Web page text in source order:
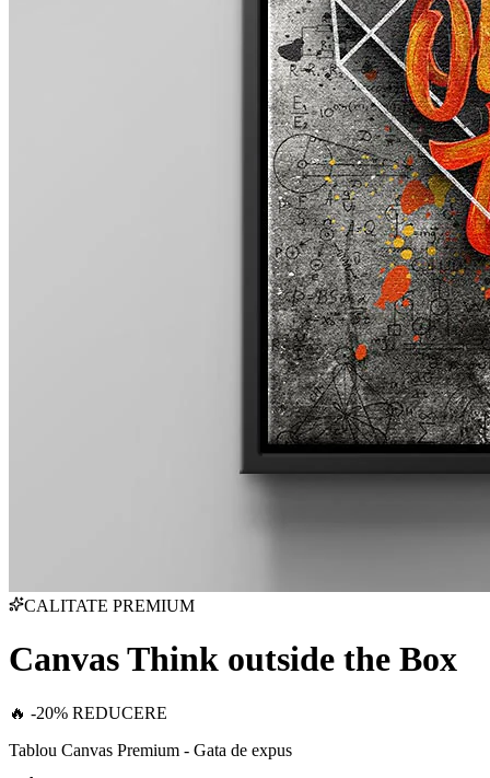
CALITATE PREMIUM
Canvas Think outside the Box
🔥 -20% REDUCERE
Tablou Canvas Premium - Gata de expus